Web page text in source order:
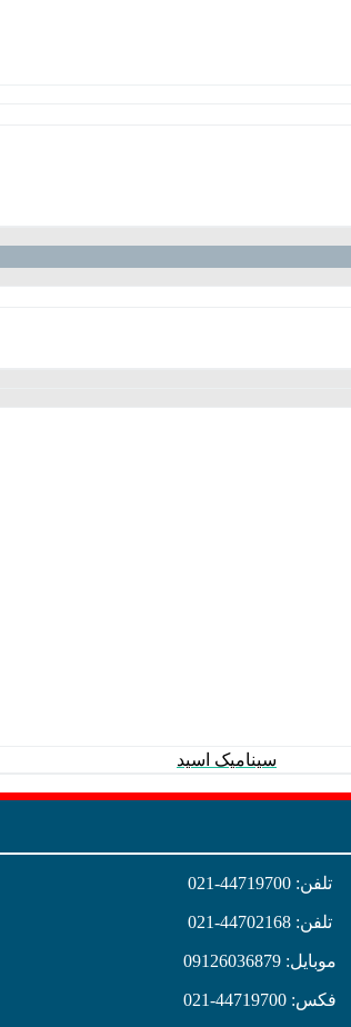
سینامیک اسید
تلفن: 44719700-021
تلفن: 44702168-021
موبایل: 09126036879
فکس: 44719700-021